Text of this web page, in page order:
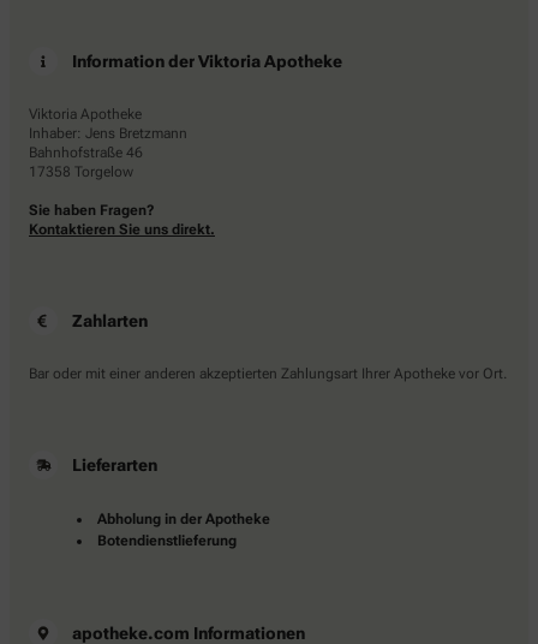
Information der Viktoria Apotheke
Viktoria Apotheke
Inhaber: Jens Bretzmann
Bahnhofstraße 46
17358 Torgelow
Sie haben Fragen?
Kontaktieren Sie uns direkt.
Zahlarten
Bar oder mit einer anderen akzeptierten Zahlungsart Ihrer Apotheke vor Ort.
Lieferarten
Abholung in der Apotheke
Botendienstlieferung
apotheke.com Informationen